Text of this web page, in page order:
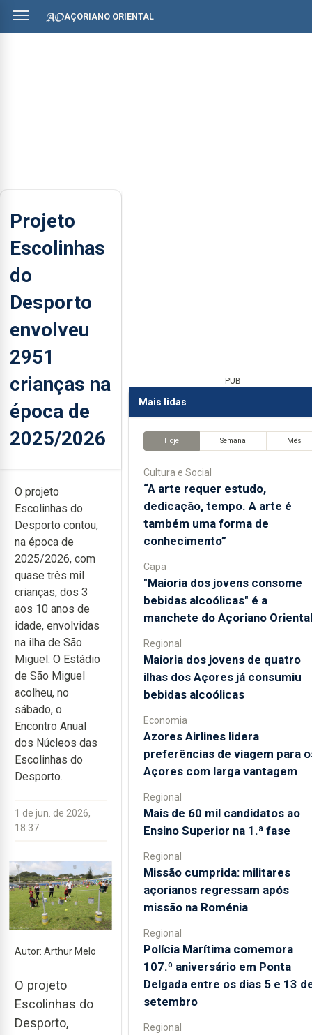
AÇORIANO ORIENTAL
Projeto
Escolinhas
do
Desporto
envolveu
2951
crianças na
época de
2025/2026
O projeto
Escolinhas do
Desporto contou,
na época de
2025/2026, com
quase três mil
crianças, dos 3
aos 10 anos de
idade, envolvidas
na ilha de São
Miguel. O Estádio
de São Miguel
acolheu, no
sábado, o
Encontro Anual
dos Núcleos das
Escolinhas do
Desporto.
1 de jun. de 2026,
18:37
Autor: Arthur Melo
O projeto
Escolinhas do
Desporto,
PUB
Mais lidas
Hoje Semana Mês
Cultura e Social
“A arte requer estudo,
dedicação, tempo. A arte é
também uma forma de
conhecimento”
Capa
"Maioria dos jovens consome
bebidas alcoólicas" é a
manchete do Açoriano Oriental
Regional
Maioria dos jovens de quatro
ilhas dos Açores já consumiu
bebidas alcoólicas
Economia
Azores Airlines lidera
preferências de viagem para
Açores com larga vantagem
Regional
Mais de 60 mil candidatos ao
Ensino Superior na 1.ª fase
Regional
Missão cumprida: militares
açorianos regressam após
missão na Roménia
Regional
Polícia Marítima comemora
107.º aniversário em Ponta
Delgada entre os dias 5 e 13
setembro
Regional